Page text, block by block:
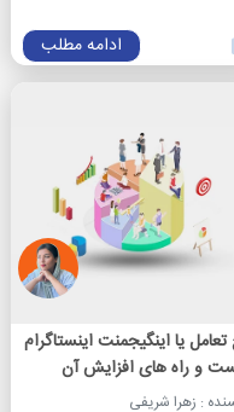
ادامه مطلب
یا اینگیجمنت اینستاگرام
و راه های افزایش آن
: زهرا شریفی